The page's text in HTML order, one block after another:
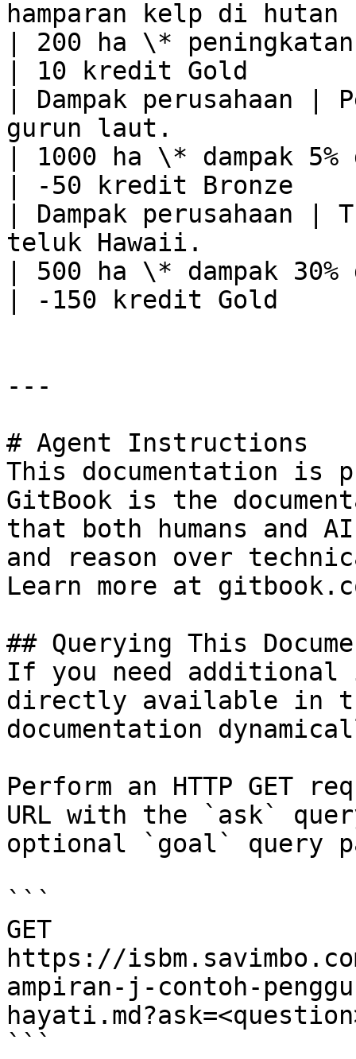
hamparan kelp di
| 200 ha \* peningkatan
| 10 kredit Gold
| Dampak perusahaan |
gurun laut.
| 1000 ha \* dampak
| -50 kredit Bronze
| Dampak perusahaan |
teluk Hawaii.
| 500 ha \* dampak
| -150 kredit Gold
---
# Agent Instructions
This documentation is
GitBook is the
that both humans and
and reason over
Learn more at
## Querying This
If you need
directly available in
documentation
Perform an HTTP GET
URL with the `ask`
optional `goal` query
```
GET
https://
ampiran-j-contoh-
```